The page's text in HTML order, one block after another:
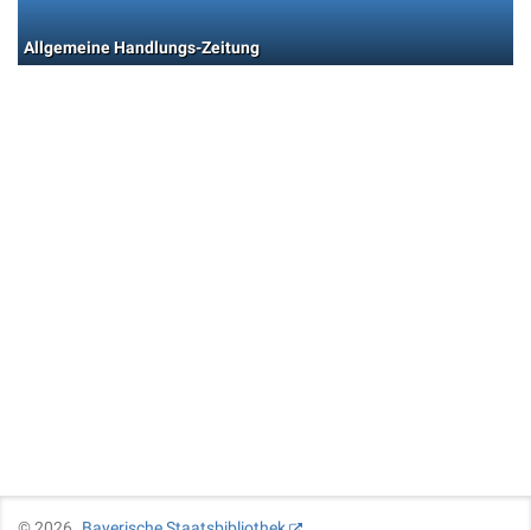
Allgemeine Handlungs-Zeitung